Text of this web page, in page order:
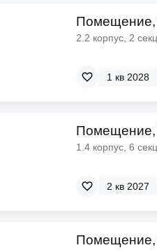
Помещение,
2.2 корпус, 2
1 кв 2028
Помещение,
1.4 корпус, 6
2 кв 2027
Помещение,